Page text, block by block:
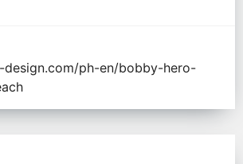
ph-en/bobby-hero-